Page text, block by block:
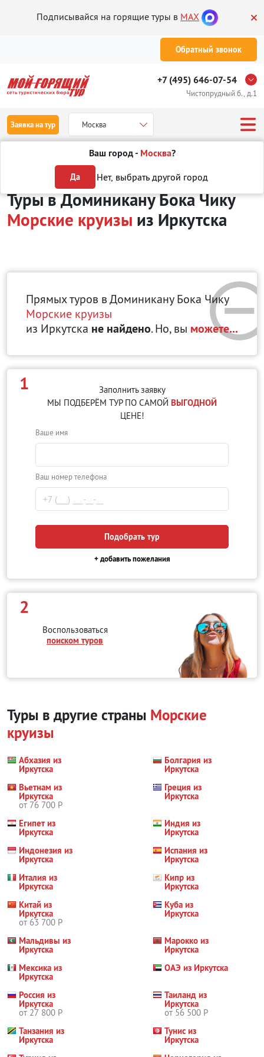
Подписывайся на горящие туры в MAX
Обратный звонок
+7 (495) 646-07-54
Чистопрудный б., д.1
Заявка на тур Москва
Ваш город - Москва?
Да Нет, выбрать другой город
Отдых в Доминикане Бока Чика
Туры в Доминикану Бока Чику
Морские круизы из Иркутска
Прямых туров в Доминикану Бока Чику
Морские круизы
из Иркутска не найдено. Но, вы можете...
1
Заполнить заявку
МЫ ПОДБЕРЁМ ТУР ПО САМОЙ ВЫГОДНОЙ
ЦЕНЕ!
Ваше имя
Ваш номер телефона
Подобрать тур
+ добавить пожелания
2
Воспользоваться
поиском туров
Туры в другие страны Морские
круизы
Абхазия из
Иркутска
Болгария из
Иркутска
Вьетнам из
Иркутска
от 76 700 Р
Греция из
Иркутска
Египет из
Иркутска
Индия из
Иркутска
Индонезия из
Иркутска
Испания из
Иркутска
Италия из
Иркутска
Кипр из
Иркутска
Китай из
Иркутска
от 63 700 Р
Куба из
Иркутска
Мальдивы из
Иркутска
Марокко из
Иркутска
Мексика из
Иркутска
ОАЭ из Иркутска
Россия из
Иркутска
от 27 800 Р
Таиланд из
Иркутска
от 56 500 Р
Танзания из
Иркутска
Тунис из
Иркутска